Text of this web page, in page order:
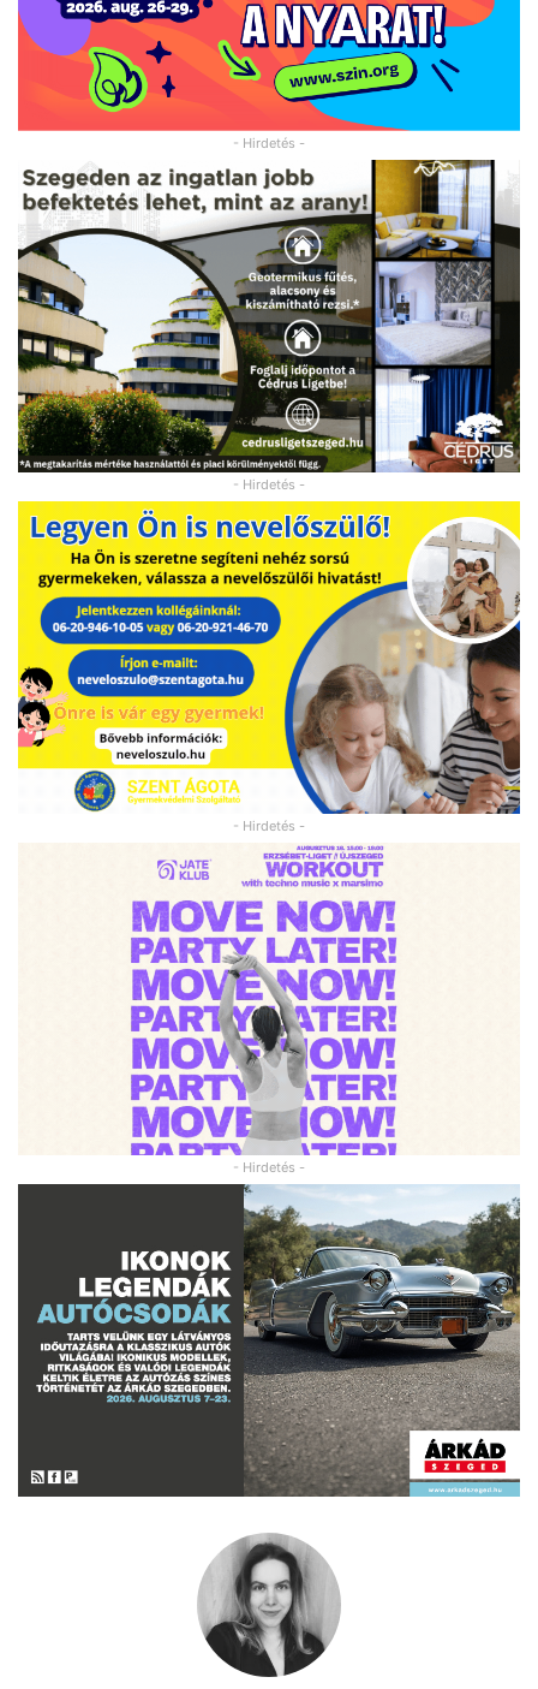
- Hirdetés -
- Hirdetés -
- Hirdetés -
- Hirdetés -